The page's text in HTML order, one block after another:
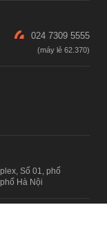
024 7309 5555
Số 01, phố
Hà Nội